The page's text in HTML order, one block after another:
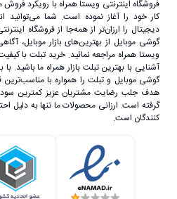
فروشگاه اینترنتی ویستا همراه با رویکرد
کار خود را آغاز نموده است. شما می‌توانید
دیجیتال را ارزان‌تر از همه‌جا از فروشگاه
گوشی موبایل از بهترین‌های بازار موبایل،
ویستا همراه مراجعه نمائید. خرید تبلت با
آشنایی با بهترین تبلت بازار همراه ما باشید.
گوشی موبایل و تبلت را همواره با مناسب‌ترین
هدف جلب رضایت مشتریان عزیز کمترین
گرفته است. ارزانی محصولات ما تنها به دلیل
کنندگان است.